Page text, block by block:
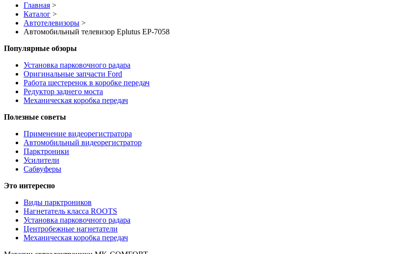
Главная >
Каталог >
Автотелевизоры >
Автомобильный телевизор Eplutus EP-7058
Популярные обзоры
Установка парковочного радара
Оригинальные запчасти Ford
Работа шестеренок в коробке передач
Редуктор заднего моста
Механическая коробка передач
Полезные советы
Применение видеорегистратора
Автомобильный видеорегистратор
Парктроники
Усилители
Cабвуферы
Это интересно
Виды парктроников
Нагнетатель класса ROOTS
Установка парковочного радара
Центробежные нагнетатели
Механическая коробка передач